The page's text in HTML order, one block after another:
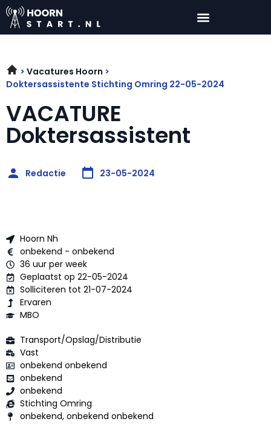
Vacatures Hoorn
Doktersassistente Stichting Omring 22-05-2024
VACATURE
Doktersassistent
Redactie 23-05-2024
Hoorn Nh
onbekend - onbekend
36 uur per week
Geplaatst op 22-05-2024
Solliciteren tot 21-07-2024
Ervaren
MBO
Transport/Opslag/Distributie
Vast
onbekend onbekend
onbekend
onbekend
Stichting Omring
onbekend, onbekend onbekend